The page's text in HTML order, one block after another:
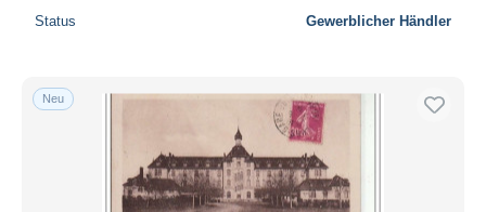
Status Gewerblicher Händler
Neu